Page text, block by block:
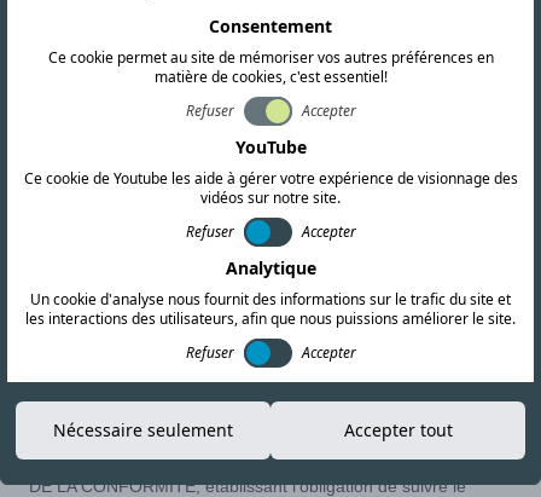
L'Argentine publie la
résolution 237/2024.
05-DEC-24 Copier le lien
Le Secrétariat de l'Industrie et du Commerce du Ministère de
l'Économie de la République Argentine a publié la Résolution
237/2024, qui approuve le CADRE GÉNÉRAL D'ÉVALUATION
DE LA CONFORMITÉ, établissant l'obligation de suivre le
Consentement
Ce cookie permet au site de mémoriser vos autres préférences en
matière de cookies, c'est essentiel!
Refuser
Accepter
YouTube
Ce cookie de Youtube les aide à gérer votre expérience de visionnage des
vidéos sur notre site.
Refuser
Accepter
Analytique
Un cookie d'analyse nous fournit des informations sur le trafic du site et
les interactions des utilisateurs, afin que nous puissions améliorer le site.
Refuser
Accepter
Nécessaire seulement Accepter tout